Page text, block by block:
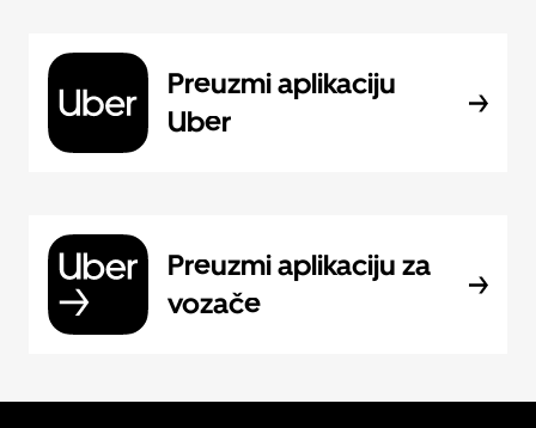
Preuzmi aplikaciju
Uber
Preuzmi aplikaciju za
vozače